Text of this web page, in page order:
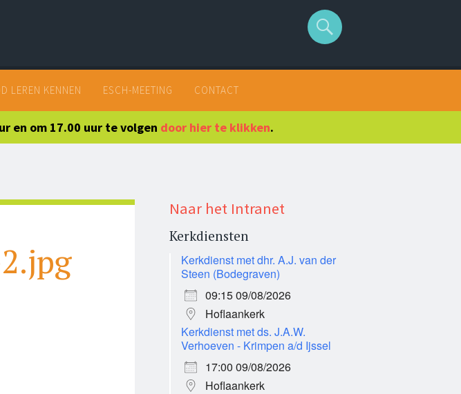
LEREN KENNEN ESCH-MEETING CONTACT
en om 17.00 uur te volgen door hier te klikken.
Naar het Intranet
Kerkdiensten
Kerkdienst met dhr. A.J. van der
Steen (Bodegraven)
09:15 09/08/2026
Hoflaankerk
Kerkdienst met ds. J.A.W.
Verhoeven - Krimpen a/d Ijssel
17:00 09/08/2026
Hoflaankerk